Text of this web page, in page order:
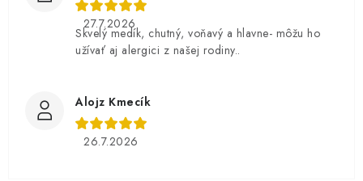
27.7.2026
Skvelý medík, chutný, voňavý a hlavne- môžu ho
užívať aj alergici z našej rodiny..
Alojz Kmecík
26.7.2026